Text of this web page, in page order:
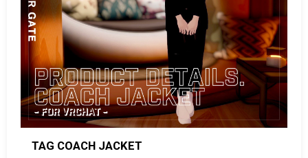
TAG COACH JACKET